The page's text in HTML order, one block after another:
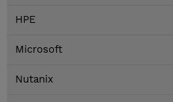
HPE
Microsoft
Nutanix